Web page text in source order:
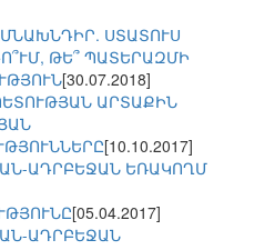
ՍՏԱՏՈՒՍ
ԹԵ՞ ՊԱՏԵՐԱԶՄԻ
[30.07.2018]
ԱՐՏԱՔԻՆ
[10.10.2017]
ԱԴՐԲԵՋԱՆ ԵՌԱԿՈՂՄ
[05.04.2017]
ԱԴՐԲԵՋԱՆ